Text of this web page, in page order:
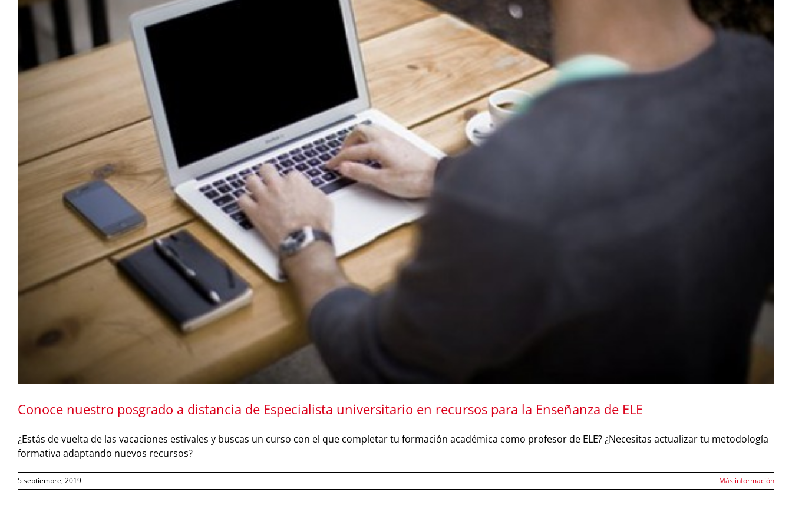
Conoce nuestro posgrado a distancia de Especialista universitario en recursos para la Enseñanza de ELE
¿Estás de vuelta de las vacaciones estivales y buscas un curso con el que completar tu formación académica como profesor de ELE? ¿Necesitas actualizar tu metodología
formativa adaptando nuevos recursos?
5 septiembre, 2019 Más información